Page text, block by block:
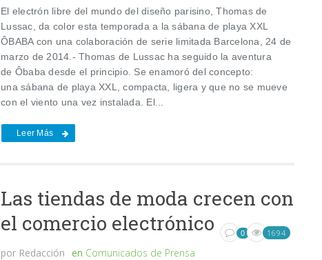
El electrón libre del mundo del diseño parisino, Thomas de
Lussac, da color esta temporada a la sábana de playa XXL
ÔBABA con una colaboración de serie limitada Barcelona, 24 de
marzo de 2014.- Thomas de Lussac ha seguido la aventura
de Ôbaba desde el principio. Se enamoró del concepto:
una sábana de playa XXL, compacta, ligera y que no se mueve
con el viento una vez instalada. El...
Leer Más
Las tiendas de moda crecen con
el comercio electrónico
por Redacción en Comunicados de Prensa
0 1694